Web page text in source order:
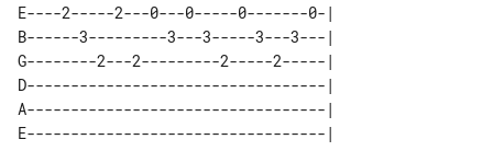
E----2-----2---0---0-----0-------0-|
B------3---------3---3-----3---3---|
G--------2---2---------2-----2-----|
D----------------------------------|
A----------------------------------|